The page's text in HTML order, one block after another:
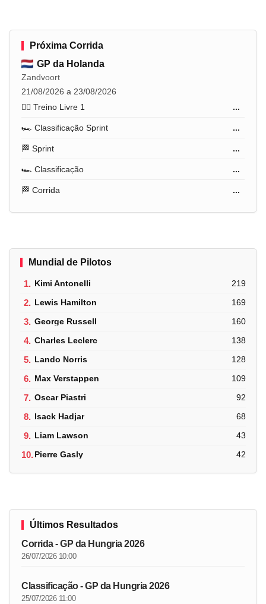
Próxima Corrida
GP da Holanda
Zandvoort
21/08/2026 a 23/08/2026
🏋️‍♂️ Treino Livre 1
...
🏎️ Classificação Sprint ...
🏁 Sprint ...
🏎️ Classificação ...
🏁 Corrida ...
Mundial de Pilotos
1. Kimi Antonelli 219
2. Lewis Hamilton 169
3. George Russell 160
4. Charles Leclerc 138
5. Lando Norris 128
6. Max Verstappen 109
7. Oscar Piastri 92
8. Isack Hadjar 68
9. Liam Lawson 43
10.Pierre Gasly 42
Últimos Resultados
Corrida - GP da Hungria 2026
26/07/2026 10:00
Classificação - GP da Hungria 2026
25/07/2026 11:00